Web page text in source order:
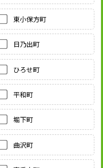
東小保方町
日乃出町
ひろせ町
平和町
堀下町
曲沢町